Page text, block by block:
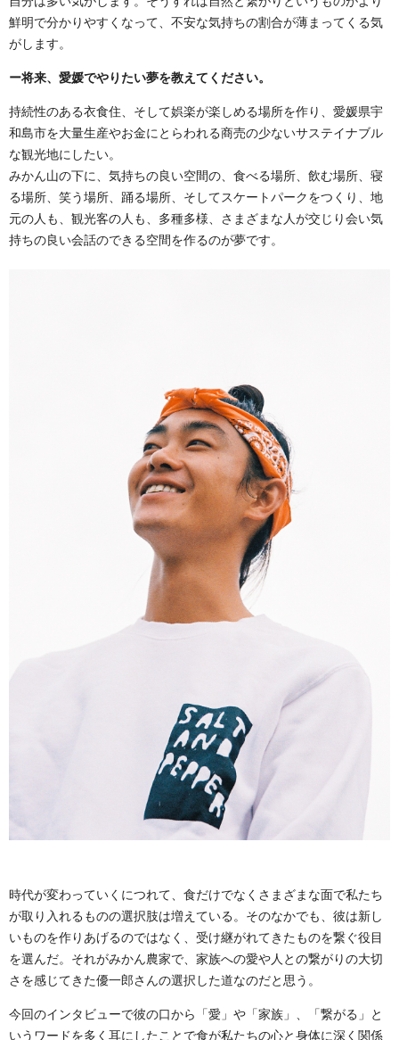
鮮明で分かりやすくなって、不安な気持ちの割合が薄まってくる気
がします。
ー将来、愛媛でやりたい夢を教えてください。
持続性のある衣食住、そして娯楽が楽しめる場所を作り、愛媛県宇
和島市を大量生産やお金にとらわれる商売の少ないサステイナブル
な観光地にしたい。
みかん山の下に、気持ちの良い空間の、食べる場所、飲む場所、寝
る場所、笑う場所、踊る場所、そしてスケートパークをつくり、地
元の人も、観光客の人も、多種多様、さまざまな人が交じり会い気
持ちの良い会話のできる空間を作るのが夢です。
時代が変わっていくにつれて、食だけでなくさまざまな面で私たち
が取り入れるものの選択肢は増えている。そのなかでも、彼は新し
いものを作りあげるのではなく、受け継がれてきたものを繋ぐ役目
を選んだ。それがみかん農家で、家族への愛や人との繋がりの大切
さを感じてきた優一郎さんの選択した道なのだと思う。
今回のインタビューで彼の口から「愛」や「家族」、「繋がる」と
いうワードを多く耳にしたことで食が私たちの心と身体に深く関係